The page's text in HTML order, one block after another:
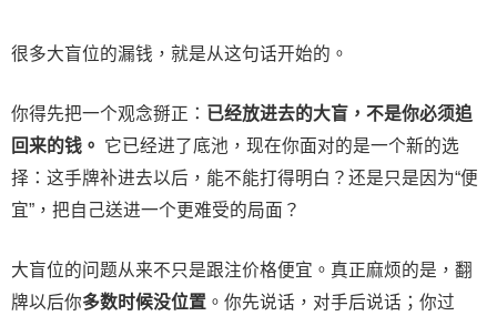
很多大盲位的漏钱，就是从这句话开始的。
你得先把一个观念掰正： 已经放进去的大盲，不是你必须追
回来的钱。 它已经进了底池，现在你面对的是一个新的选
择：这手牌补进去以后，能不能打得明白？还是只是因为“便
宜”，把自己送进一个更难受的局面？
大盲位的问题从来不只是跟注价格便宜。真正麻烦的是，翻
牌以后你多数时候没位置 。你先说话，对手后说话；你过